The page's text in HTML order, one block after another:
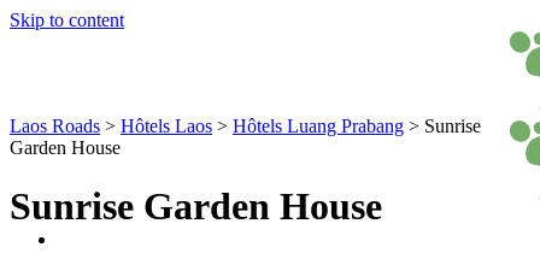
Skip to content
Laos Roads > Hôtels Laos > Hôtels Luang Prabang > Sunrise
Garden House
Sunrise Garden House